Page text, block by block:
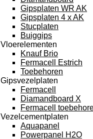
Gipsplaten WR AK
Gipsplaten 4 x AK
Stucplaten
Buiggips
Vloerelementen
Knauf Brio
Fermacell Estrich
Toebehoren
Gipsvezelplaten
Fermacell
Diamandboard X
Fermacell
Vezelcementplaten
Aquapanel
Powerpanel H2O